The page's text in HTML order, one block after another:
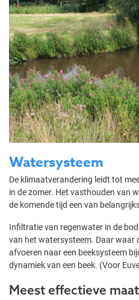
Watersysteem
De klimaatverandering leidt tot
in de zomer. Het vasthouden van
de komende tijd een van
Infiltratie van regenwater in de
van het watersysteem. Daar waar
afvoeren naar een beeksysteem
dynamiek van een beek. (Voor
Meest effectieve